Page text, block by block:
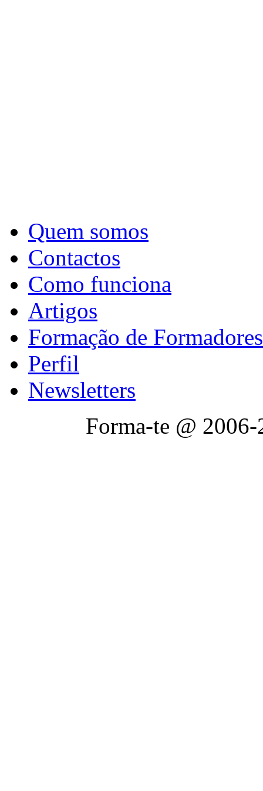
Quem somos
Contactos
Como funciona
Artigos
Formação de Formadores
Perfil
Newsletters
Forma-te @